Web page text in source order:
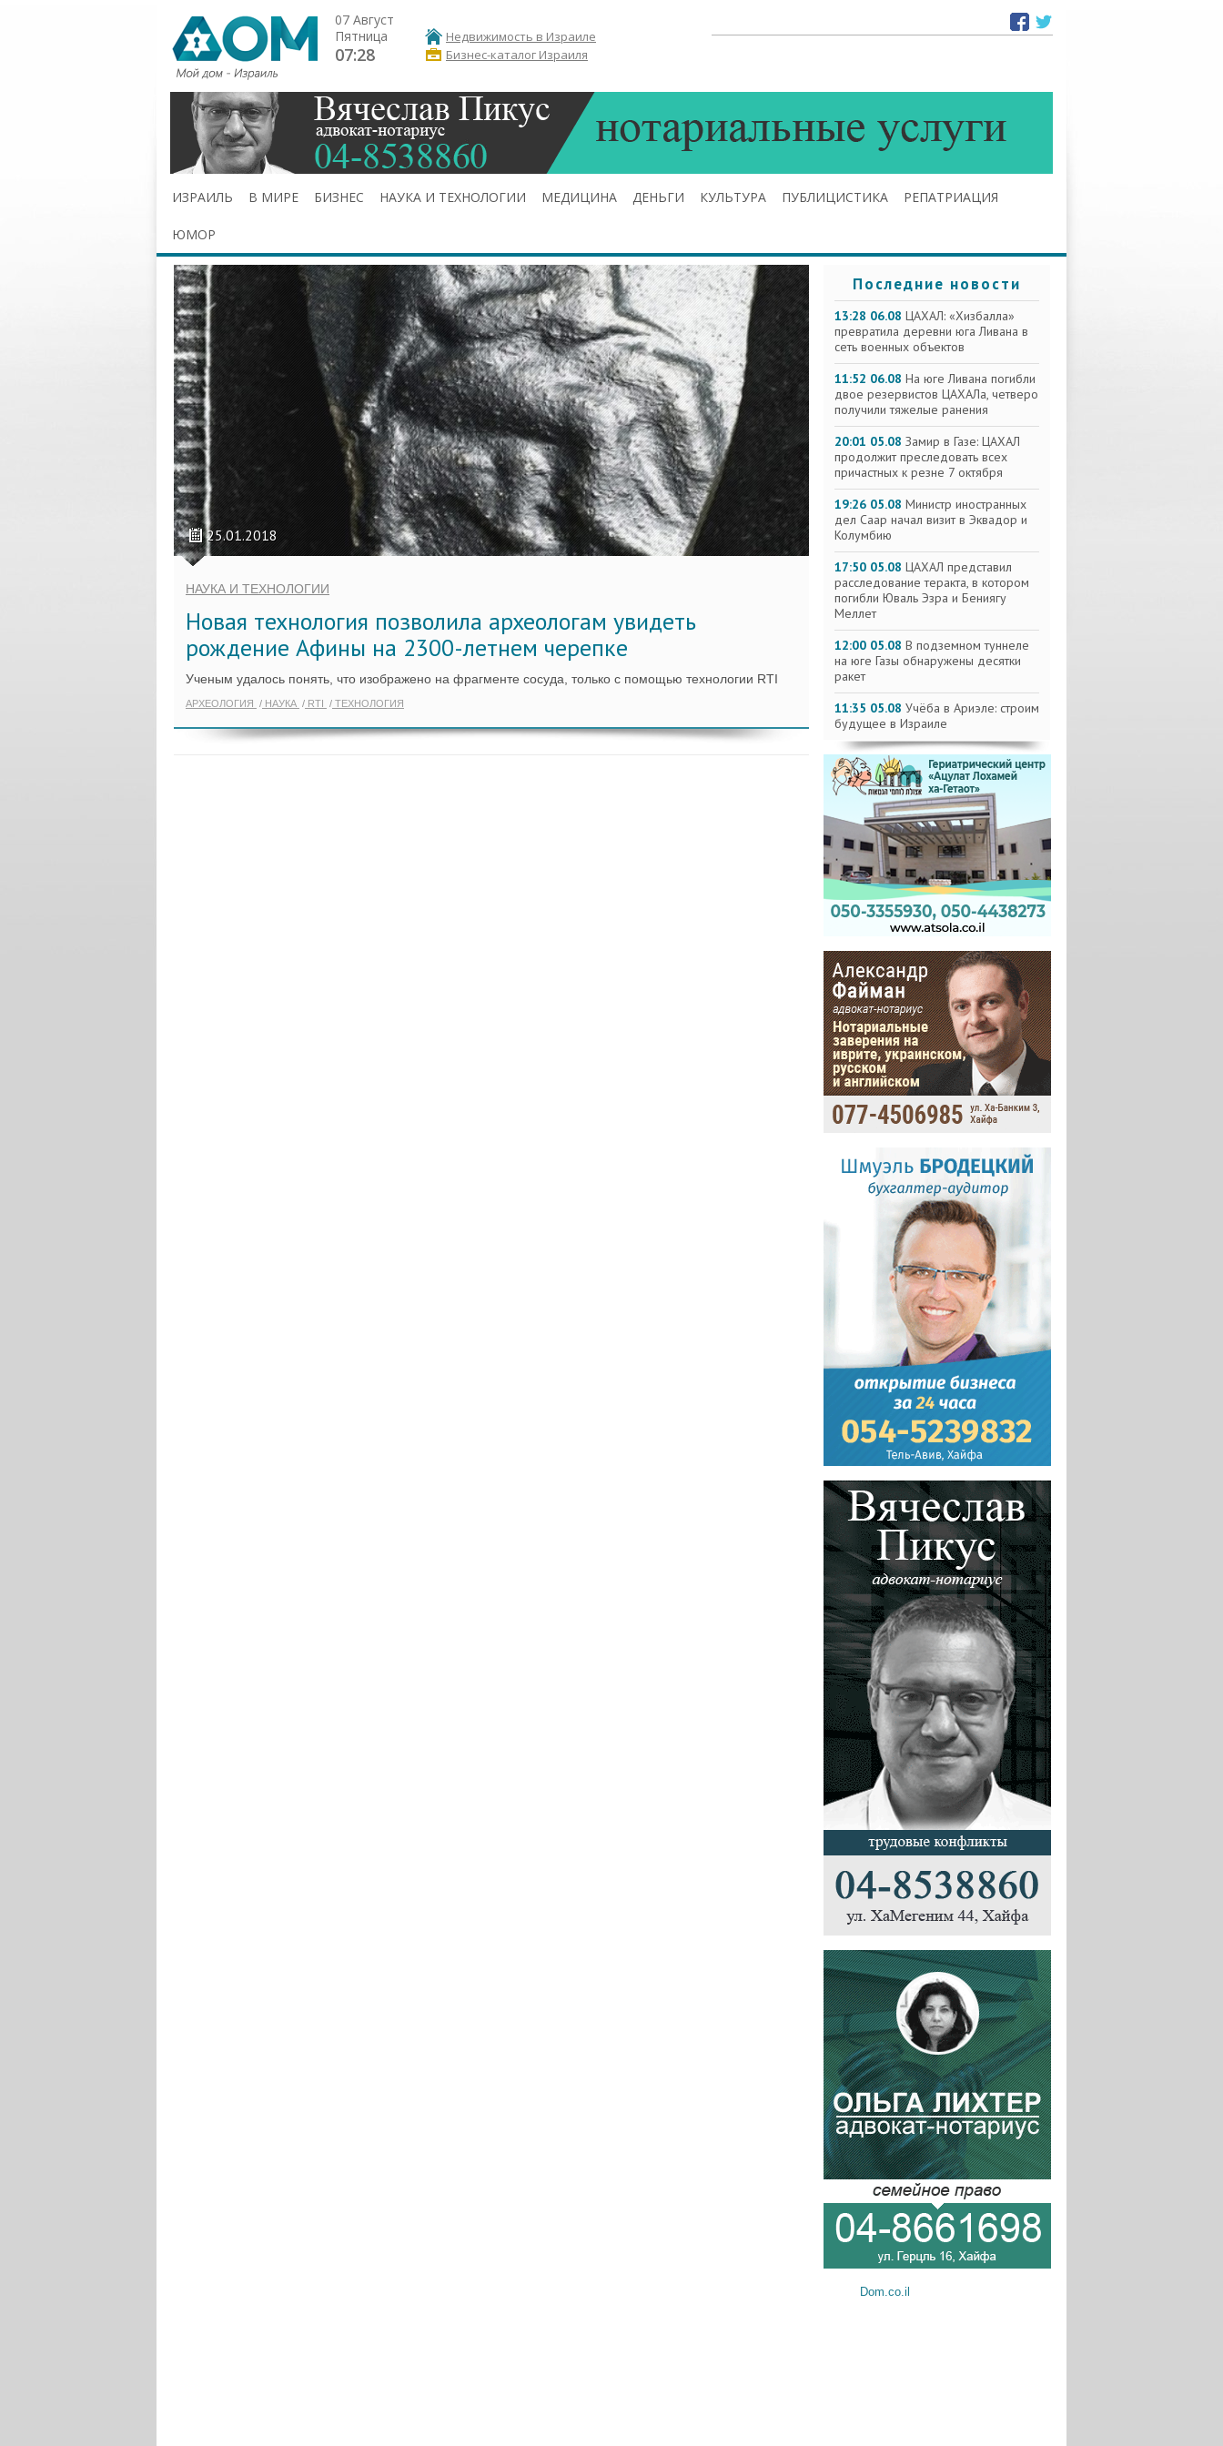
07 Август
Пятница
07:28
Недвижимость в Израиле
Бизнес-каталог Израиля
ИЗРАИЛЬ В МИРЕ БИЗНЕС НАУКА И ТЕХНОЛОГИИ МЕДИЦИНА ДЕНЬГИ КУЛЬТУРА ПУБЛИЦИСТИКА РЕПАТРИАЦИЯ
ЮМОР
25.01.2018
НАУКА И ТЕХНОЛОГИИ
Новая технология позволила археологам увидеть
рождение Афины на 2300-летнем черепке
Ученым удалось понять, что изображено на фрагменте сосуда, только с помощью технологии RTI
АРХЕОЛОГИЯ НАУКА RTI ТЕХНОЛОГИЯ
Последние новости
13:28 06.08 ЦАХАЛ: «Хизбалла»
превратила деревни юга Ливана в
сеть военных объектов
11:52 06.08 На юге Ливана погибли
двое резервистов ЦАХАЛа, четверо
получили тяжелые ранения
20:01 05.08 Замир в Газе: ЦАХАЛ
продолжит преследовать всех
причастных к резне 7 октября
19:26 05.08 Министр иностранных
дел Саар начал визит в Эквадор и
Колумбию
17:50 05.08 ЦАХАЛ представил
расследование теракта, в котором
погибли Юваль Эзра и Бениягу
Меллет
12:00 05.08 В подземном туннеле
на юге Газы обнаружены десятки
ракет
11:35 05.08 Учёба в Ариэле: строим
будущее в Израиле
Dom.co.il